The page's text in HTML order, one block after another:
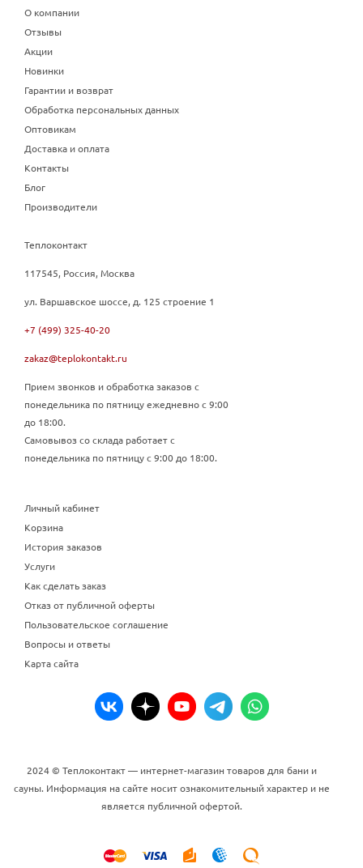
О компании
Отзывы
Акции
Новинки
Гарантии и возврат
Обработка персональных данных
Оптовикам
Доставка и оплата
Контакты
Блог
Производители
Теплоконтакт
117545, Россия, Москва
ул. Варшавское шоссе, д. 125 строение 1
+7 (499) 325-40-20
zakaz@teplokontakt.ru
Прием звонков и обработка заказов с
понедельника по пятницу ежедневно с 9:00
до 18:00.
Самовывоз со склада работает с
понедельника по пятницу с 9:00 до 18:00.
Личный кабинет
Корзина
История заказов
Услуги
Как сделать заказ
Отказ от публичной оферты
Пользовательское соглашение
Вопросы и ответы
Карта сайта
2024 © Теплоконтакт — интернет-магазин товаров для бани и
сауны. Информация на сайте носит ознакомительный характер и не
является публичной офертой.